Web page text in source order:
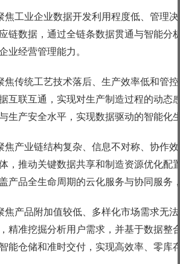
焦工业企业数据开发利用程度低、管理
链数据，通过全链条数据贯通与智能
业经营管理能力。
焦传统工艺技术落后、生产效率低和管
互联互通，实现对生产制造过程的动
生产安全水平，实现数据驱动的智能化
焦产业链结构复杂、信息不对称、协作
，推动关键数据共享和制造资源优化
产品全生命周期的云化服务与协同服务
焦产品附加值较低、多样化市场需求无
精准挖掘分析用户需求，并基于数据
能仓储和准时交付，实现高效率、零库